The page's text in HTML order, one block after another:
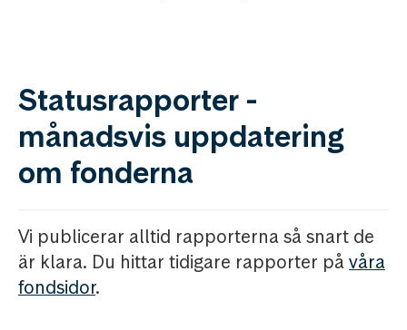
Statusrapporter -
månadsvis uppdatering
om fonderna
Vi publicerar alltid rapporterna så snart de
är klara. Du hittar tidigare rapporter påvåra
fondsidor.